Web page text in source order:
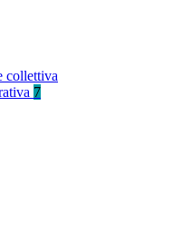
collettiva
7